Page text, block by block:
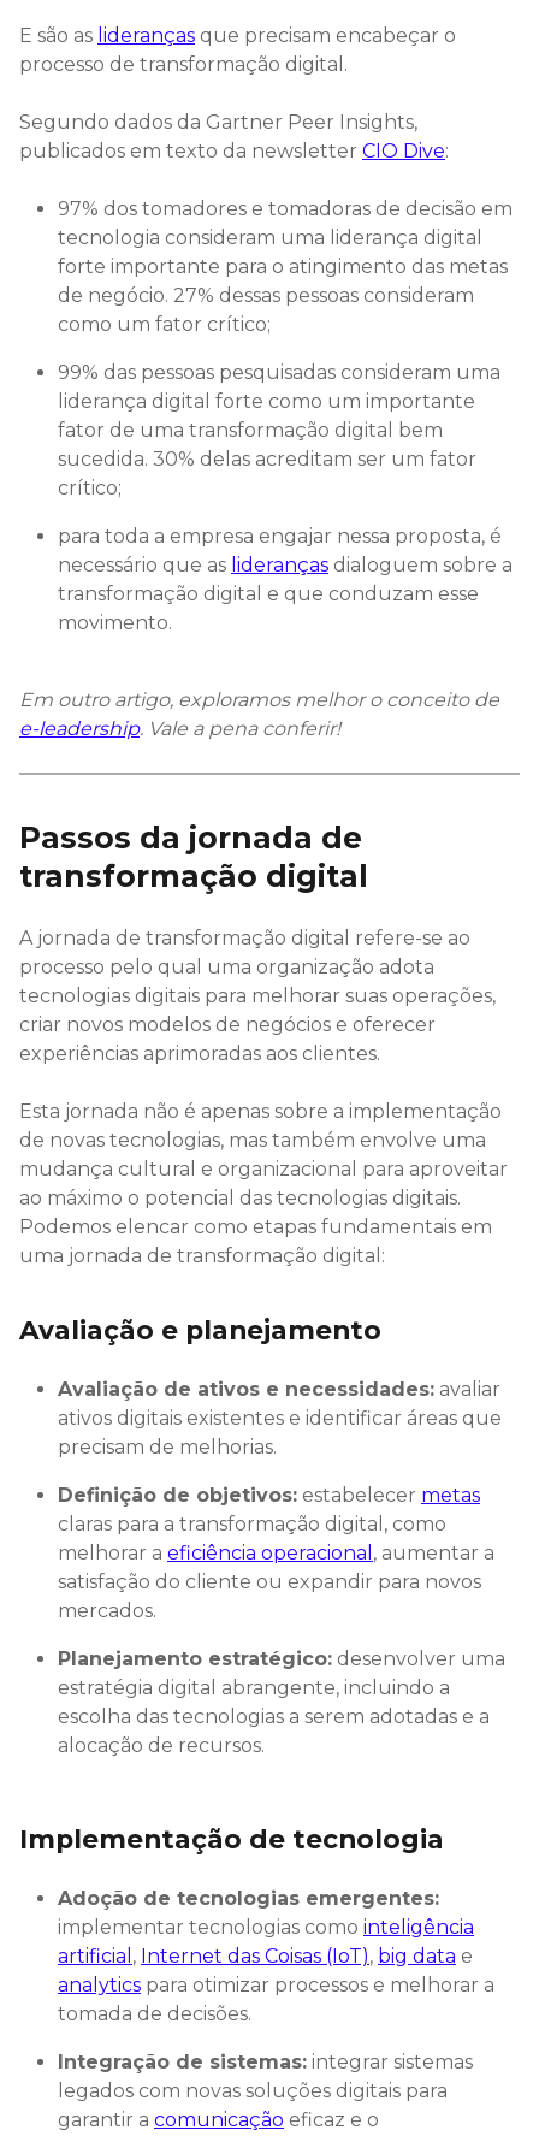
E são as lideranças que precisam encabeçar o
processo de transformação digital.
Segundo dados da Gartner Peer Insights,
publicados em texto da newsletter CIO Dive:
97% dos tomadores e tomadoras de decisão em
tecnologia consideram uma liderança digital
forte importante para o atingimento das metas
de negócio. 27% dessas pessoas consideram
como um fator crítico;
99% das pessoas pesquisadas consideram uma
liderança digital forte como um importante
fator de uma transformação digital bem
sucedida. 30% delas acreditam ser um fator
crítico;
para toda a empresa engajar nessa proposta, é
necessário que as lideranças dialoguem sobre a
transformação digital e que conduzam esse
movimento.
Em outro artigo, exploramos melhor o conceito de
e-leadership. Vale a pena conferir!
Passos da jornada de
transformação digital
A jornada de transformação digital refere-se ao
processo pelo qual uma organização adota
tecnologias digitais para melhorar suas operações,
criar novos modelos de negócios e oferecer
experiências aprimoradas aos clientes.
Esta jornada não é apenas sobre a implementação
de novas tecnologias, mas também envolve uma
mudança cultural e organizacional para aproveitar
ao máximo o potencial das tecnologias digitais.
Podemos elencar como etapas fundamentais em
uma jornada de transformação digital:
Avaliação e planejamento
Avaliação de ativos e necessidades: avaliar
ativos digitais existentes e identificar áreas que
precisam de melhorias.
Definição de objetivos: estabelecer metas
claras para a transformação digital, como
melhorar a eficiência operacional , aumentar a
satisfação do cliente ou expandir para novos
mercados.
Planejamento estratégico: desenvolver uma
estratégia digital abrangente, incluindo a
escolha das tecnologias a serem adotadas e a
alocação de recursos.
Implementação de tecnologia
Adoção de tecnologias emergentes:
implementar tecnologias como inteligência
artificial , Internet das Coisas (IoT), big data e
analytics para otimizar processos e melhorar a
tomada de decisões.
Integração de sistemas: integrar sistemas
legados com novas soluções digitais para
garantir a comunicação eficaz e o